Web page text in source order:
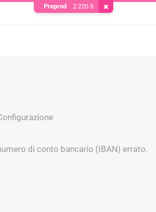
di conto bancario (IBAN) errato.
Preprod 2.220.5 Rimuovere il cookie